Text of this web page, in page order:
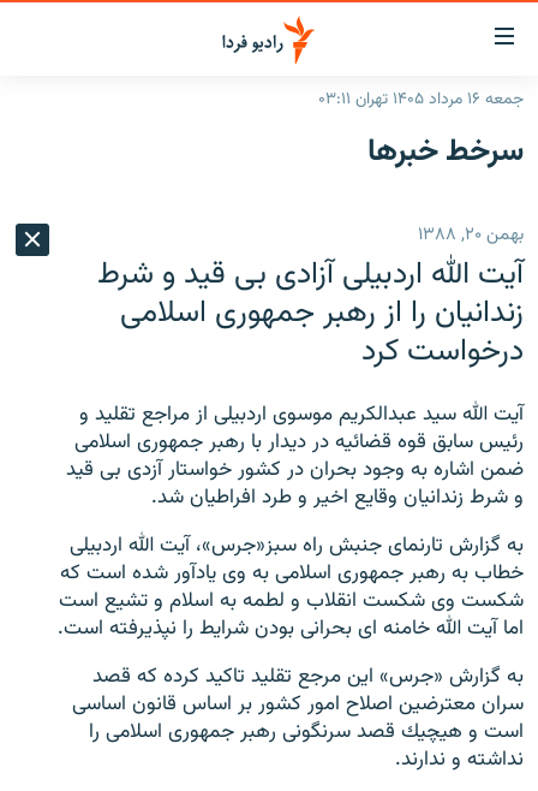
لینک‌های
قابلیت
دسترسی
بازگشت
اصلی
رفتن
صفحه
جستجو
ایران
رادیو
انتخاب کنید و بشنوید
برنامه‌های رادیویی
پادکست
چندرسانه‌ای
گزارش‌های ویدئویی
English
به ما بپیوندید
زبان‌های دیگر
جمعه ۱۶ مرداد ۱۴۰۵ تهران ۰۳:۱۱
سرخط‌ خبرها
بهمن ۲۰, ۱۳۸۸
آيت الله اردبيلى آزادى بى قيد و شرط
زندانيان را از رهبر جمهورى اسلامى
درخواست كرد
آيت الله سيد عبدالكريم موسوى اردبيلى از مراجع تقليد و
رئيس سابق قوه قضائيه در ديدار با رهبر جمهورى اسلامى
ضمن اشاره به وجود بحران در كشور خواستار آزدى بى قيد
و شرط زندانيان وقايع اخير و طرد افراطيان شد.
به گزارش تارنماى جنبش راه سبز«جرس»، آيت الله اردبيلى
خطاب به رهبر جمهورى اسلامى به وى يادآور شده است كه
شكست وى شكست انقلاب و لطمه به اسلام و تشيع است
اما آيت الله خامنه اى بحرانى بودن شرايط را نپذيرفته است.
به گزارش «جرس» اين مرجع تقليد تاكيد كرده كه قصد
سران معترضين اصلاح امور كشور بر اساس قانون اساسى
است و هيچيك قصد سرنگونى رهبر جمهورى اسلامى را
نداشته و ندارند.